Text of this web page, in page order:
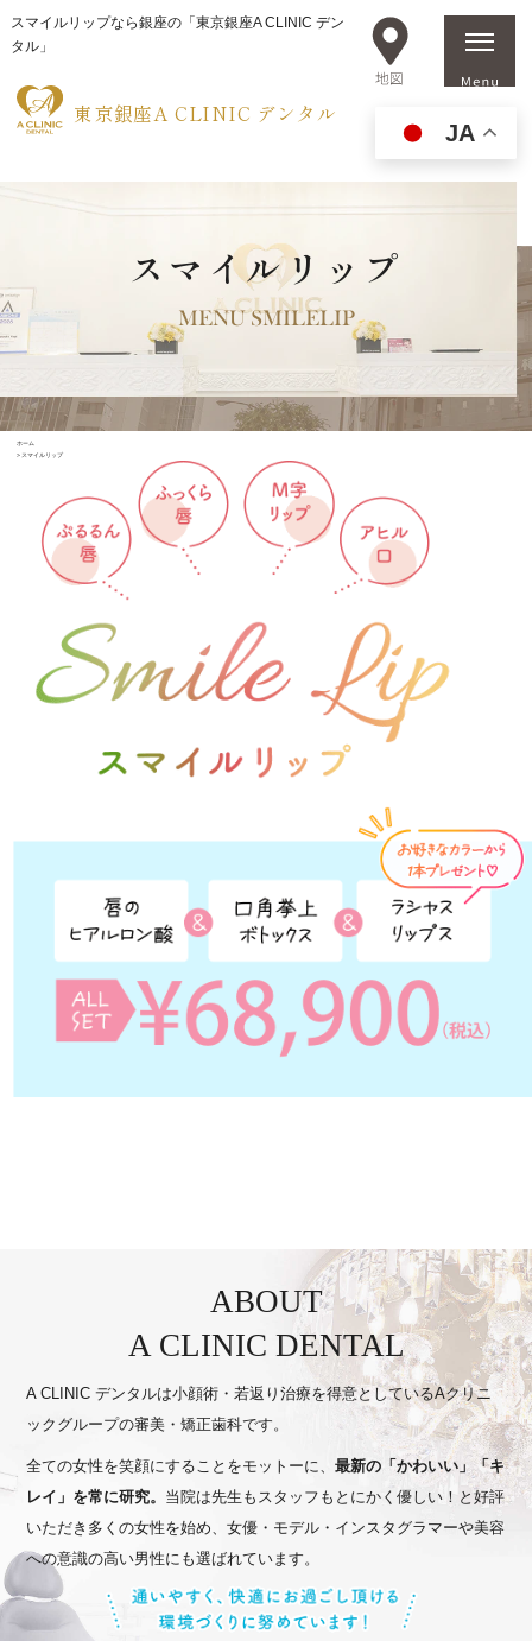
東京銀座A CLINIC デンタル
スマイルリップなら銀座の「東京銀座A CLINIC デン
タル」
JA
スマイルリップ
MENU SMILELIP
ホーム
>スマイルリップ
ABOUT
A CLINIC DENTAL
A CLINIC デンタルは小顔術・若返り治療を得意としているAクリニ
ックグループの審美・矯正歯科です。
全ての女性を笑顔にすることをモットーに、最新の「かわいい」「キ
レイ」を常に研究。 当院は先生もスタッフもとにかく優しい！と好評
いただき 多くの女性を始め、女優・モデル・インスタグラマーや美容
への意識の高い男性にも選ばれています。